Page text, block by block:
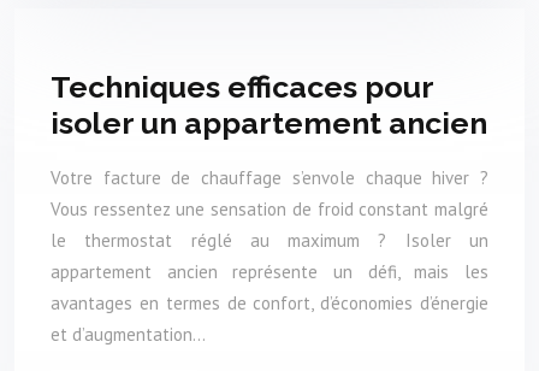
Techniques efficaces pour
isoler un appartement ancien
Votre facture de chauffage s’envole chaque hiver ?
Vous ressentez une sensation de froid constant malgré
le thermostat réglé au maximum ? Isoler un
appartement ancien représente un défi, mais les
avantages en termes de confort, d’économies d’énergie
et d’augmentation…